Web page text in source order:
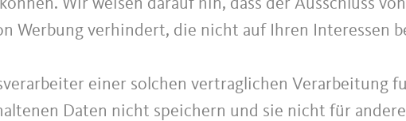
Wir weisen darauf hin, dass der Ausschluss
Werbung verhindert, die nicht auf Ihren Interessen
einer solchen vertraglichen Verarbeitung
Daten nicht speichern und sie nicht für